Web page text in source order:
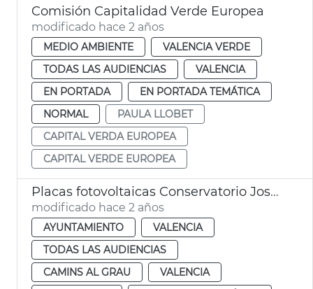
Comisión Capitalidad Verde Europea
modificado hace 2 años
MEDIO AMBIENTE
VALENCIA VERDE
TODAS LAS AUDIENCIAS
VALENCIA
EN PORTADA
EN PORTADA TEMÁTICA
NORMAL
PAULA LLOBET
CAPITAL VERDA EUROPEA
CAPITAL VERDE EUROPEA
Placas fotovoltaicas Conservatorio José Iturbi
modificado hace 2 años
AYUNTAMIENTO
VALENCIA
TODAS LAS AUDIENCIAS
CAMINS AL GRAU
VALENCIA